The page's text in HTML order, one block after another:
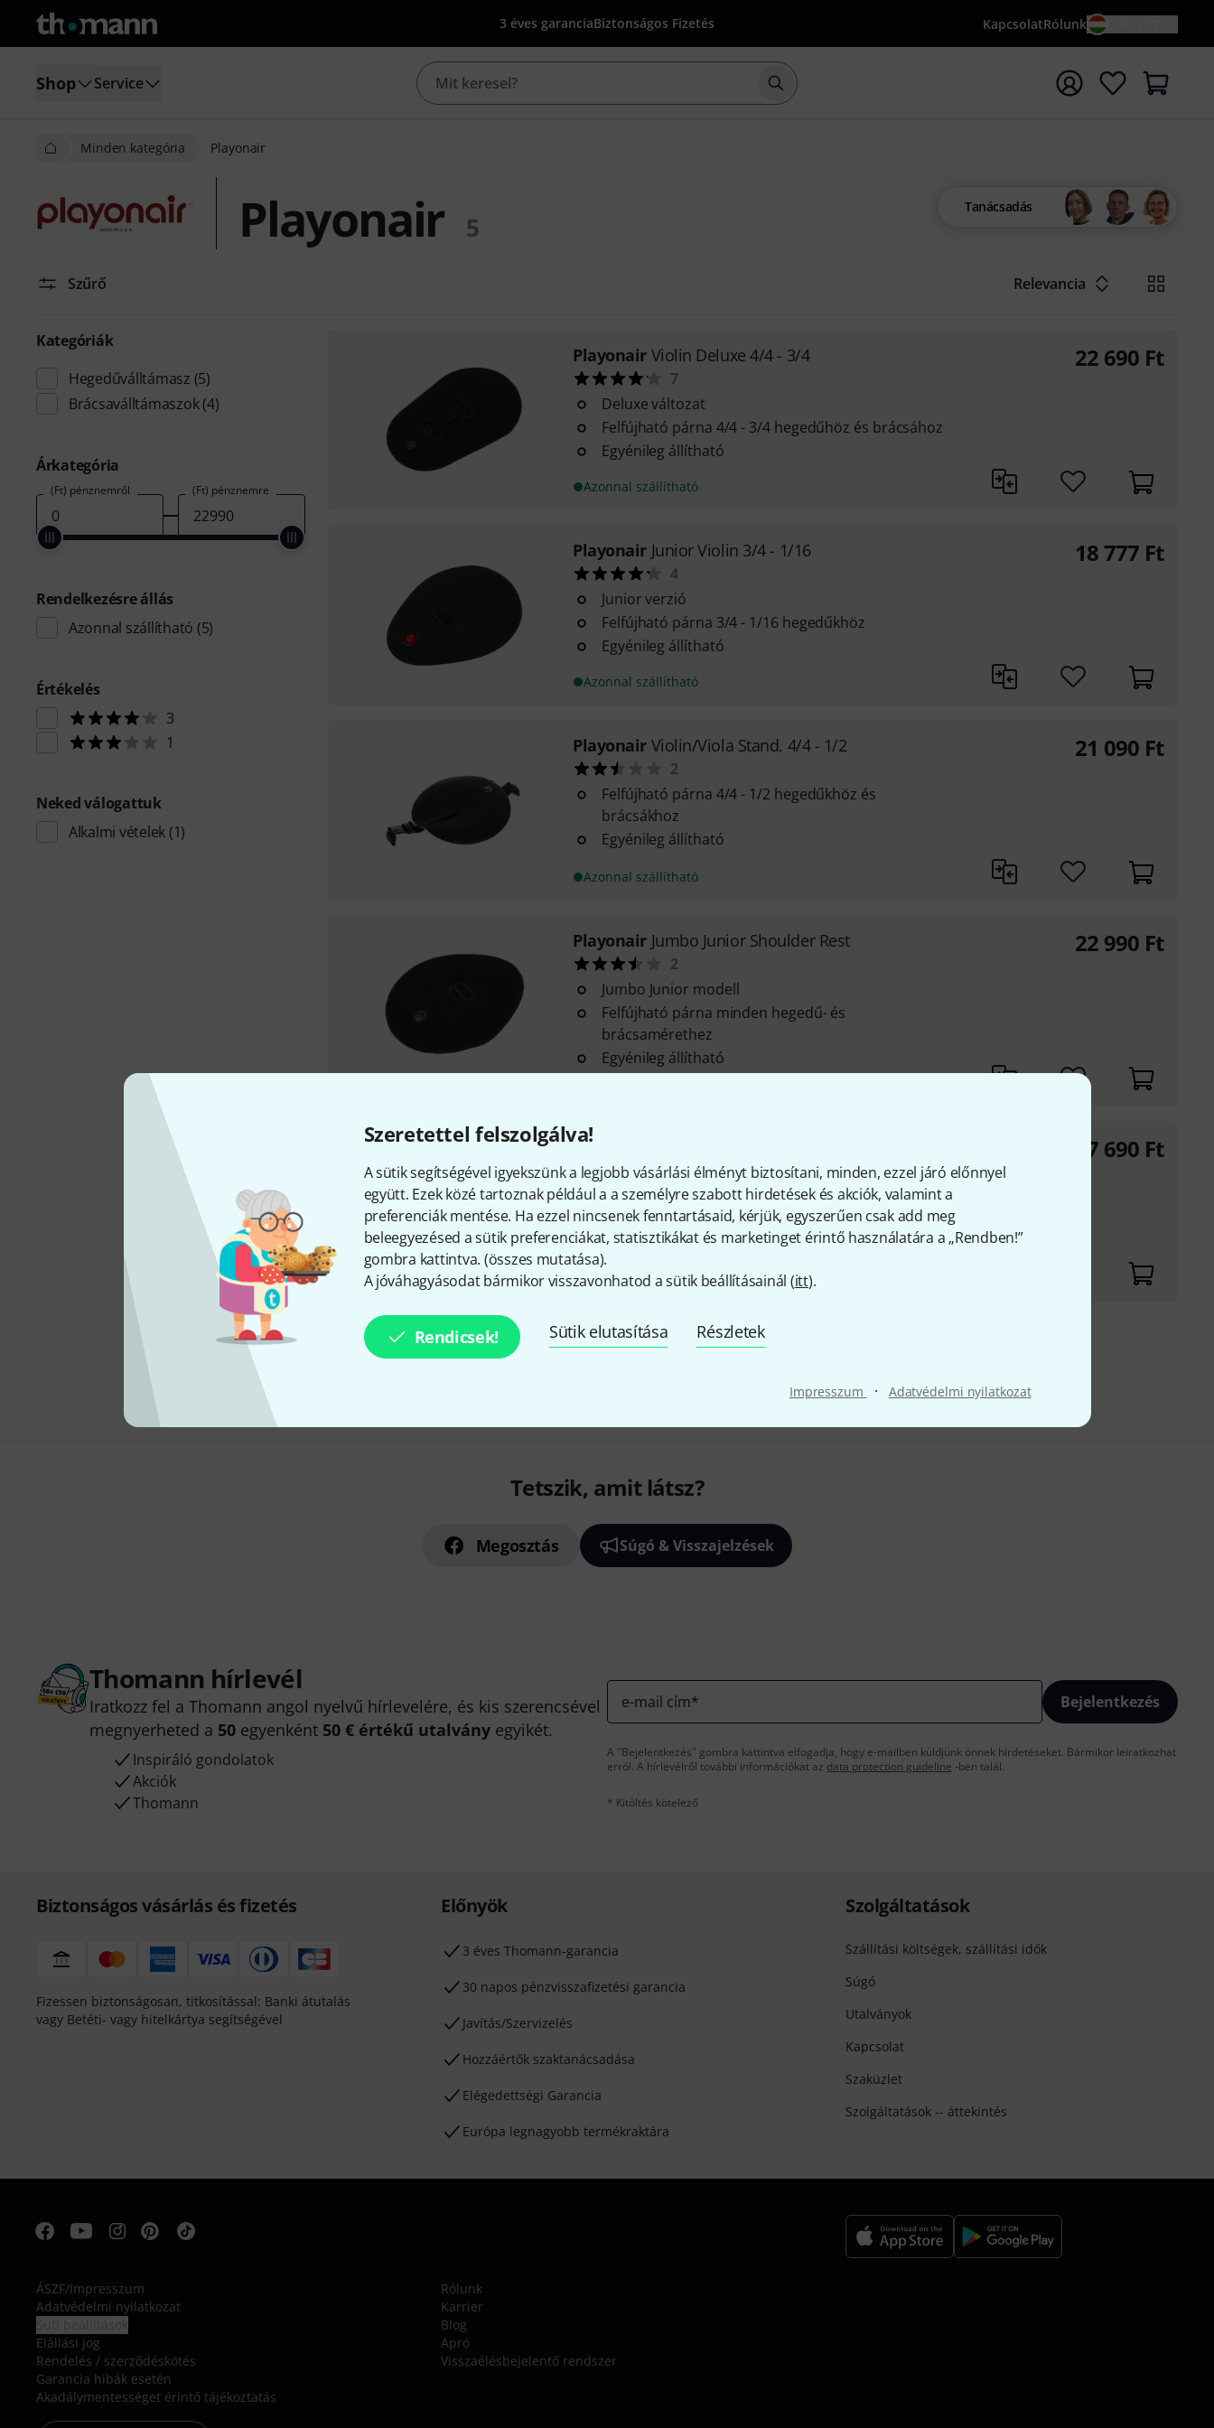
Szeretettel felszolgálva!
A sütik segítségével igyekszünk a legjobb vásárlási élményt biztosítani, minden, ezzel járó előnnyel
együtt. Ezek közé tartoznak például a a személyre szabott hirdetések és akciók, valamint a
preferenciák mentése. Ha ezzel nincsenek fenntartásaid, kérjük, egyszerűen csak add meg
beleegyezésed a sütik preferenciákat, statisztikákat és marketinget érintő használatára a „Rendben!”
gombra kattintva. (összes mutatása).
A jóváhagyásodat bármikor visszavonhatod a sütik beállításainál (itt).
Rendicsek! Sütik elutasítása Részletek
Impresszum · Adatvédelmi nyilatkozat
3 éves garanciaBiztonságos Fizetés KapcsolatRólunk
Shop Service Keresés indítása {searchTerm} keresőszóval
Minden kategória Playonair
Playonair 5
Tanácsadás
Szűrő Relevancia
Kategóriák
Hegedűválltámasz (5)
Brácsaválltámaszok(4)
Árkategória
(Ft) pénznemről (Ft) pénznemre
Rendelkezésre állás
Azonnal szállítható (5)
Értékelés
3
1
Neked válogattuk
Alkalmi vételek (1)
Playonair Violin Deluxe 4/4 - 3/4
7
Deluxe változat
Felfújható párna 4/4 - 3/4 hegedűhöz és brácsához
Egyénileg állítható
Azonnal szállítható
22 690 Ft
Playonair Junior Violin 3/4 - 1/16
4
Junior verzió
Felfújható párna 3/4 - 1/16 hegedűkhöz
Egyénileg állítható
Azonnal szállítható
18 777 Ft
Playonair Violin/Viola Stand. 4/4 - 1/2
2
Felfújható párna 4/4 - 1/2 hegedűkhöz és
brácsákhoz
Egyénileg állítható
Azonnal szállítható
21 090 Ft
Playonair Jumbo Junior Shoulder Rest
2
Jumbo Junior modell
Felfújható párna minden hegedű- és
brácsamérethez
Egyénileg állítható
22 990 Ft
Playonair
Deluxe változat
Felfújható párna 4/4 - 3/4 hegedűhöz és brácsához
Egyénileg állítható
Azonnal szállítható
17 690 Ft
Díjmentes szállítás 79 000 Ft fölött
Tetszik, amit látsz?
Megosztás Súgó & Visszajelzések
Thomann hírlevél
Iratkozz fel a Thomann angol nyelvű hírlevelére, és kis szerencsével
megnyerheted a 50 egyenként 50 € értékű utalvány egyikét.
Inspiráló gondolatok
Akciók
Thomann
e-mail cím* Bejelentkezés
A "Bejelentkezés" gombra kattintva elfogadja, hogy e-mailben küldjünk önnek hirdetéseket. Bármikor leiratkozhat
erről. A hírlevélről további információkat az data protection guideline -ben talál.
* Kitöltés kötelező
Biztonságos vásárlás és fizetés
Fizessen biztonságosan, titkosítással: Banki átutalás
vagy Betéti- vagy hitelkártya segítségével
Előnyök
3 éves Thomann-garancia
30 napos pénzvisszafizetési garancia
Javítás/Szervizelés
Hozzáértők szaktanácsadása
Elégedettségi Garancia
Európa legnagyobb termékraktára
Szolgáltatások
Szállítási költségek, szállítási idők
Súgó
Utalványok
Kapcsolat
Szaküzlet
Szolgáltatások -- áttekintés
ÁSZF/Impresszum
Adatvédelmi nyilatkozat
Elállási jog
Rendelés / szerződéskötés
Garancia hibák esetén
Akadálymentességet érintő tájékoztatás
Rólunk
Karrier
Blog
Apró
Visszaélésbejelentő rendszer